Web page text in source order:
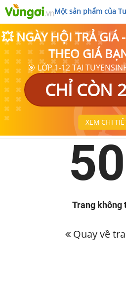
Một sản phẩm của
💥 NGÀY HỘI TRẢ GIÁ
THEO GIÁ
🎯 LỚP 1-12 TẠI
CHỈ CÒN
XEM CHI
Trang không
Quay về